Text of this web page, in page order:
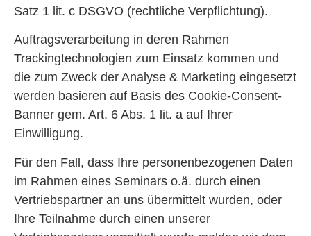
Satz 1 lit. c DSGVO (rechtliche Verpflichtung).
Auftragsverarbeitung in deren Rahmen
Trackingtechnologien zum Einsatz kommen und
die zum Zweck der Analyse & Marketing eingesetzt
werden basieren auf Basis des Cookie-Consent-
Banner gem. Art. 6 Abs. 1 lit. a auf Ihrer
Einwilligung.
Für den Fall, dass Ihre personenbezogenen Daten
im Rahmen eines Seminars o.ä. durch einen
Vertriebspartner an uns übermittelt wurden, oder
Ihre Teilnahme durch einen unserer